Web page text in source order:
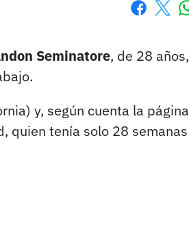
Seminatore, de 28 años,
y, según cuenta la página
quien tenía solo 28 semanas